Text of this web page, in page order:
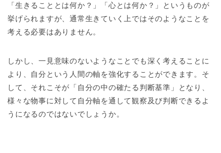
「生きることとは何か？」「心とは何か？」というものが
挙げられますが、通常生きていく上ではそのようなことを
考える必要はありません。
しかし、一見意味のないようなことでも深く考えることに
より、自分という人間の軸を強化することができます。そ
して、それこそが「自分の中の確たる判断基準」となり、
様々な物事に対して自分軸を通して観察及び判断できるよ
うになるのではないでしょうか。